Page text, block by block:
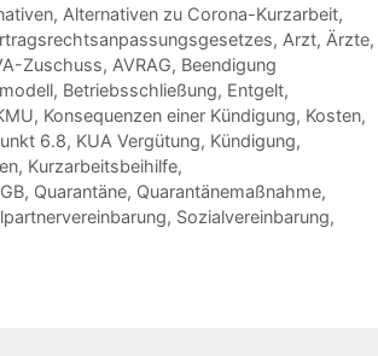
, Alternativen zu Corona-Kurzarbeit,
, Arzt, Ärzte,
Zuschuss, AVRAG, Beendigung
, Betriebsschließung, Entgelt,
, Konsequenzen einer Kündigung, Kosten,
6.8, KUA Vergütung, Kündigung,
, Kurzarbeitsbeihilfe,
, Quarantäne, Quarantänemaßnahme,
, Sozialvereinbarung,